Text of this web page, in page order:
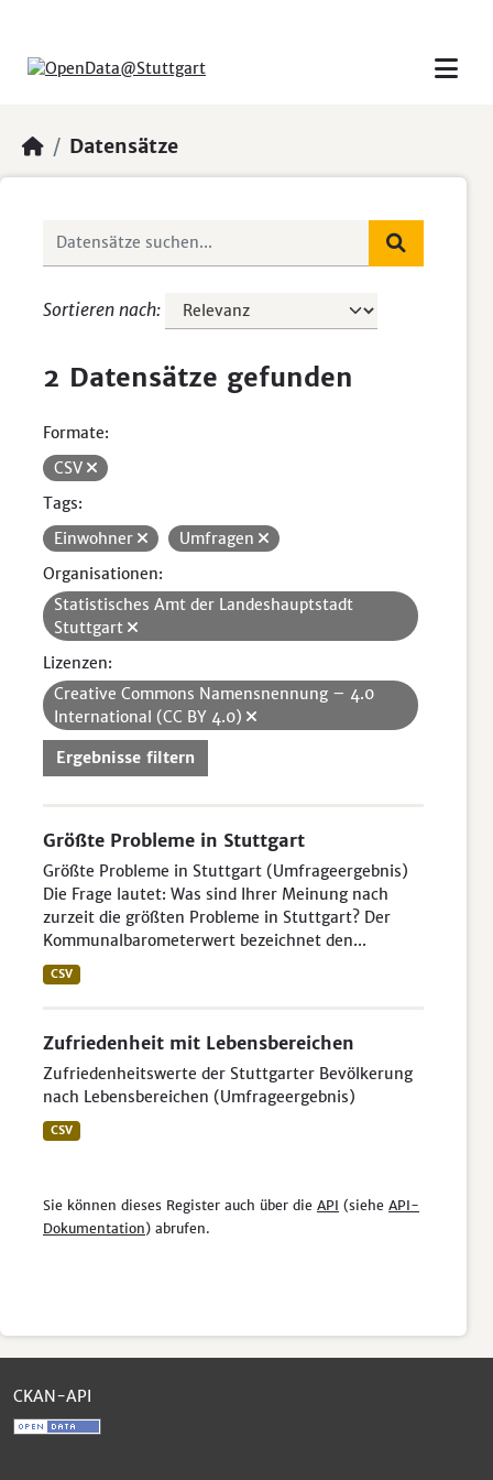
Datensätze
Sortieren nach
2 Datensätze gefunden
Formate:
CSV
Tags:
Einwohner
Umfragen
Organisationen:
Statistisches Amt der Landeshauptstadt
Stuttgart
Lizenzen:
Creative Commons Namensnennung – 4.0
International (CC BY 4.0)
Ergebnisse filtern
Größte Probleme in Stuttgart
Größte Probleme in Stuttgart (Umfrageergebnis)
Die Frage lautet: Was sind Ihrer Meinung nach
zurzeit die größten Probleme in Stuttgart? Der
Kommunalbarometerwert bezeichnet den...
CSV
Zufriedenheit mit Lebensbereichen
Zufriedenheitswerte der Stuttgarter Bevölkerung
nach Lebensbereichen (Umfrageergebnis)
CSV
Sie können dieses Register auch über die API (siehe API-
Dokumentation) abrufen.
CKAN-API